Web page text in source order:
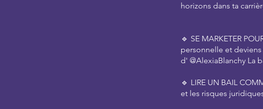
horizons dans ta
🔹 SE MARKETER
personnelle et
d' @AlexiaBlanchy La
🔹 LIRE UN BAIL
et les risques